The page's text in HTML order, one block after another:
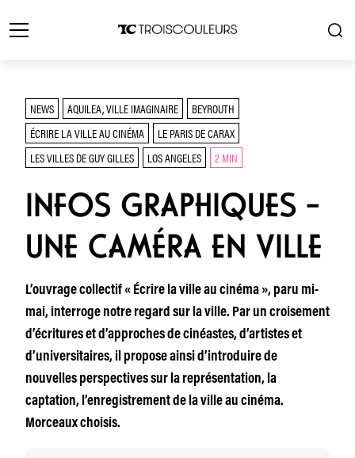
NEWS AQUILEA, VILLE IMAGINAIRE
BEYROUTH
ÉCRIRE LA VILLE AU CINÉMA
LE PARIS DE CARAX
LES VILLES DE GUY GILLES
LOS ANGELES 2 MIN
INFOS GRAPHIQUES –
UNE CAMÉRA EN VILLE
L’ouvrage collectif « Écrire la ville au cinéma », paru mi-
mai, interroge notre regard sur la ville. Par un croisement
d’écritures et d’approches de cinéastes, d’artistes et
d’universitaires, il propose ainsi d’introduire de
nouvelles perspectives sur la représentation, la
captation, l’enregistrement de la ville au cinéma.
Morceaux choisis.